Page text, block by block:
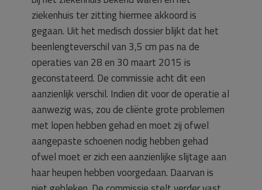
ziekenhuis ter zitting hiermee akkoord is
gegaan. Uit het medisch dossier blijkt dat het
beenlengteverschil van 3,5 cm pas na de
operaties van 28 en 30 maart 2015 is
geconstateerd. De commissie acht dit een
aanzienlijk verschil. Indien dit voor de operatie al
aanwezig was, zou de cliënte grote problemen
met lopen hebben gehad en moet zij ofwel
aangepaste schoenen nodig hebben gehad
ofwel moet er zich een aanzienlijke slijtage aan
haar heupen hebben voorgedaan. Daarvan is